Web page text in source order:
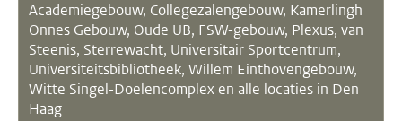
Academiegebouw, Collegezalengebouw, Kamerlingh
Onnes Gebouw, Oude UB, FSW-gebouw, Plexus, van
Steenis, Sterrewacht, Universitair Sportcentrum,
Universiteitsbibliotheek, Willem Einthovengebouw,
Witte Singel-Doelencomplex en alle locaties in Den
Haag